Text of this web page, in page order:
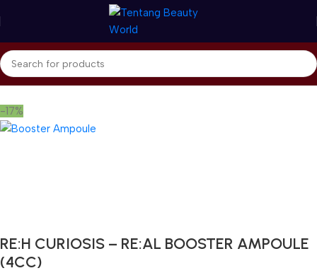
Beranda re:H Curiosis Tip L & Tip S
-17%
RE:H CURIOSIS – RE:AL BOOSTER AMPOULE
(4CC)